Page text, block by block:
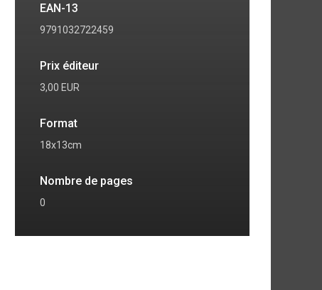
EAN-13
9791032722459
Prix éditeur
3,00 EUR
Format
18x13cm
Nombre de pages
0